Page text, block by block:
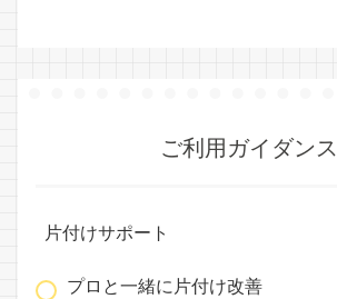
ご利用ガイダンス
片付けサポート
プロと一緒に片付け改善